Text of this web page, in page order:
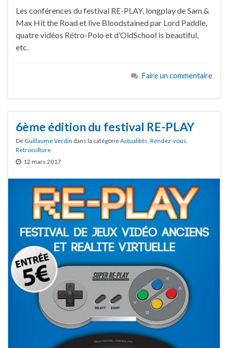
Les conférences du festival RE-PLAY, longplay de Sam &
Max Hit the Road et live Bloodstained par Lord Paddle,
quatre vidéos Rétro-Polo et d’OldSchool is beautiful,
etc.
Faire un commentaire
6ème édition du festival RE-PLAY
DeGuillaume Verdin dans la catégorieActualités, Rendez-vous,
Retroculture
12 mars 2017